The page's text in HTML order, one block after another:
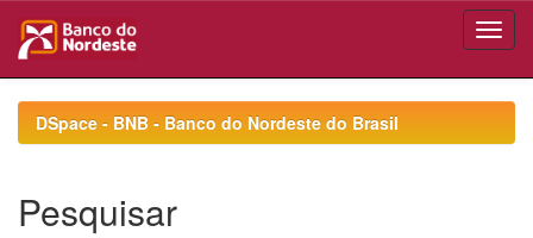
navigationDSpace - BNB - Banco do Nordeste do Brasil
Pesquisar